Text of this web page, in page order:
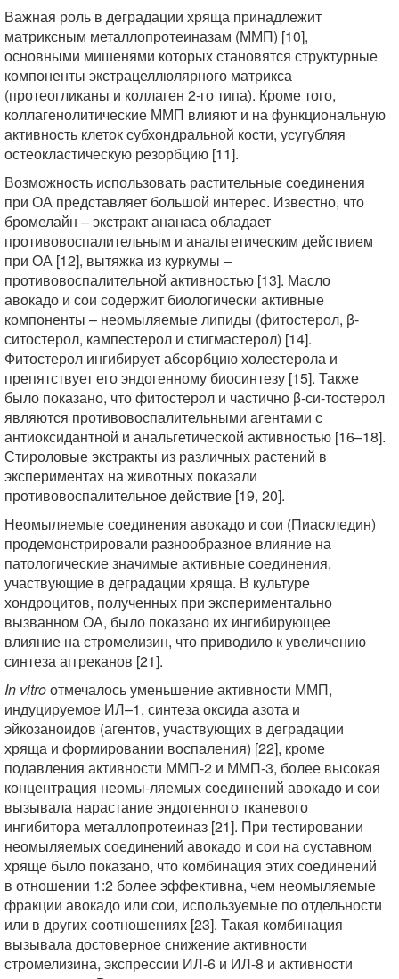
Важная роль в деградации хряща принадлежит
матриксным металлопротеиназам (ММП) [10],
основными мишенями которых становятся структурные
компоненты экстрацеллюлярного матрикса
(протеогликаны и коллаген 2-го типа). Кроме того,
коллагенолитические ММП влияют и на функциональную
активность клеток субхондральной кости, усугубляя
остеокластическую резорбцию [11].
Возможность использовать растительные соединения
при ОА представляет большой интерес. Известно, что
бромелайн – экстракт ананаса обладает
противовоспалительным и анальгетическим действием
при ОА [12], вытяжка из куркумы –
противовоспалительной активностью [13]. Масло
авокадо и сои содержит биологически активные
компоненты – неомыляемые липиды (фитостерол, β-
ситостерол, кампестерол и стигмастерол) [14].
Фитостерол ингибирует абсорбцию холестерола и
препятствует его эндогенному биосинтезу [15]. Также
было показано, что фитостерол и частично β-си-тостерол
являются противовоспалительными агентами с
антиоксидантной и анальгетической активностью [16–18].
Стироловые экстракты из различных растений в
экспериментах на животных показали
противовоспалительное действие [19, 20].
Неомыляемые соединения авокадо и сои (Пиаскледин)
продемонстрировали разнообразное влияние на
патологические значимые активные соединения,
участвующие в деградации хряща. В культуре
хондроцитов, полученных при экспериментально
вызванном ОА, было показано их ингибирующее
влияние на стромелизин, что приводило к увеличению
синтеза аггреканов [21].
In vitroотмечалось уменьшение активности ММП,
индуцируемое ИЛ–1, синтеза оксида азота и
эйкозаноидов (агентов, участвующих в деградации
хряща и формировании воспаления) [22], кроме
подавления активности ММП-2 и ММП-3, более высокая
концентрация неомы-ляемых соединений авокадо и сои
вызывала нарастание эндогенного тканевого
ингибитора металлопротеиназ [21]. При тестировании
неомыляемых соединений авокадо и сои на суставном
хряще было показано, что комбинация этих соединений
в отношении 1:2 более эффективна, чем неомыляемые
фракции авокадо или сои, используемые по отдельности
или в других соотношениях [23]. Такая комбинация
вызывала достоверное снижение активности
стромелизина, экспрессии ИЛ-6 и ИЛ-8 и активности